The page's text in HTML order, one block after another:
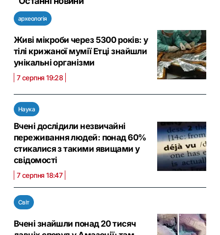
археологія
Живі мікроби через 5300 років: у
тілі крижаної мумії Етці знайшли
унікальні організми
7 серпня 19:28
Наука
Вчені дослідили незвичайні
переживання людей: понад 60%
стикалися з такими явищами у
свідомості
7 серпня 18:47
Світ
Вчені знайшли понад 20 тисяч